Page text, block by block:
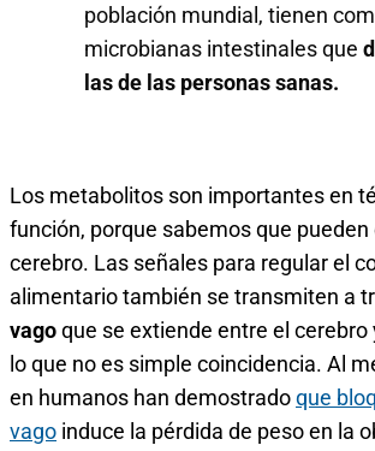
población mundial, tienen
microbianas intestinales que
las de las personas sanas.
Los metabolitos son importantes en
función, porque sabemos que pueden
cerebro. Las señales para regular el
alimentario también se transmiten a
vagoque se extiende entre el cerebro
lo que no es simple coincidencia. Al
en humanos han demostradoque
vago induce la pérdida de peso en la